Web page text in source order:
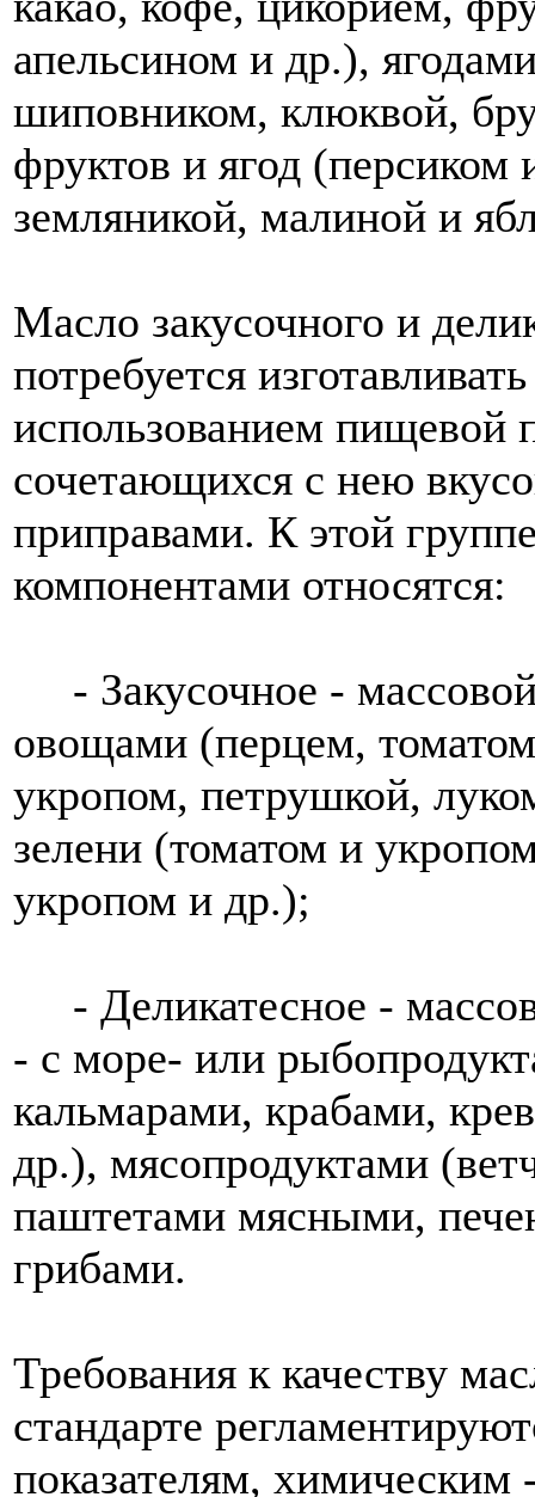
апельсином и др.),
шиповником, клюквой,
фруктов и ягод
земляникой, малиной и
Масло закусочного и
потребуется
использованием пищевой
сочетающихся с нею
приправами. К этой
компонентами относятся:
- Закусочное -
овощами (перцем,
укропом, петрушкой,
зелени (томатом и
укропом и др.);
- Деликатесное -
- с море- или
кальмарами, крабами,
др.), мясопродуктами
паштетами мясными,
грибами.
Требования к качеству
стандарте
показателям, химическим